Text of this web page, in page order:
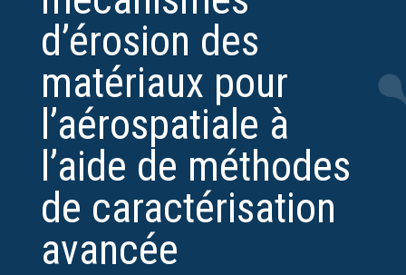
d’érosion des
matériaux pour
l’aérospatiale à
l’aide de méthodes
de caractérisation
avancée